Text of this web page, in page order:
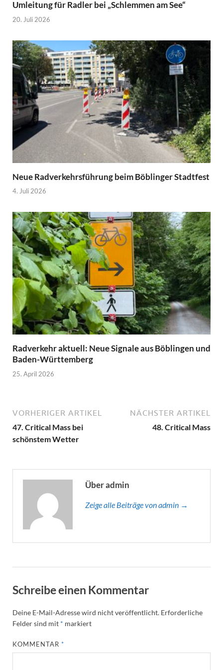
Umleitung für Radler bei „Schlemmen am See“
20. Juli 2026
Neue Radverkehrsführung beim Böblinger Stadtfest
4. Juli 2026
Radverkehr aktuell: Neue Signale aus Böblingen und
Baden-Württemberg
25. April 2026
VORHERIGER ARTIKEL
47. Critical Mass bei
schönstem Wetter
NÄCHSTER ARTIKEL
48. Critical Mass
Über admin
Zeige alle Beiträge von admin →
Schreibe einen Kommentar
Deine E-Mail-Adresse wird nicht veröffentlicht. Erforderliche
Felder sind mit * markiert
KOMMENTAR*